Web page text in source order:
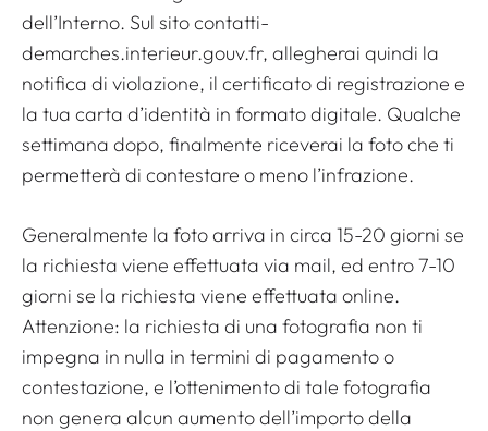
dell’Interno. Sul sito contatti-
demarches.interieur.gouv.fr, allegherai quindi la
notifica di violazione, il certificato di registrazione e
la tua carta d’identità in formato digitale. Qualche
settimana dopo, finalmente riceverai la foto che ti
permetterà di contestare o meno l’infrazione.
Generalmente la foto arriva in circa 15-20 giorni se
la richiesta viene effettuata via mail, ed entro 7-10
giorni se la richiesta viene effettuata online.
Attenzione: la richiesta di una fotografia non ti
impegna in nulla in termini di pagamento o
contestazione, e l’ottenimento di tale fotografia
non genera alcun aumento dell’importo della